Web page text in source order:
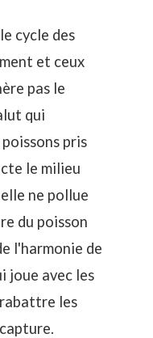
cycle des
et ceux
pas le
qui
pris
le milieu
ne pollue
du poisson
l'harmonie de
joue avec les
les